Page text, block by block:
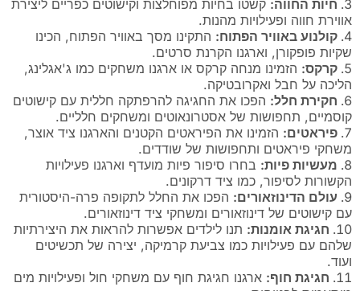
חיות החווה: קשטו בחיות מפוחלצות וקישוטים כפריים ליצירת
אווירת חווה ופעילויות מהנות.
קולנוע באוויר הפתוח: התקינו מסך באוויר הפתוח, הכינו
שקיות פופקורן, וארגנו הקרנת סרטים.
קרקס: הזמינו מנחה קרקס או ארגנו משחקים כמו ג'אגלינג,
הליכה על חבל ואקרובטיקה.
חקירת חלל: הפכו את החגיגה להרפתקה חללית עם קישוטים
קוסמיים, תחפושות של אסטרונאוטים ומשחקים חלליים.
פיראטים: הזמינו את הפיראטים הקטנים והארגנו ציד אוצר,
משחקי פיראטים ותחפושות של שודדים.
מעשיות פיות: בחרו סיפור פיות מועדף וארגנו פעילויות
הקשורות לסיפור, כמו ציד דרקונים.
עולם הדינוזאורים: הפכו את החלל לתקופה פרה-היסטורית
עם קישוטים של דינוזאורים ומשחקי ציד דינוזאורים.
חגיגת אומנות: תנו לילדים אפשרות להראות את היצירתיות
שלהם עם פעילויות כמו צביעת קרמיקה, יצירה של תכשיטים
ועוד.
חגיגת חוף: ארגנו חגיגת חוף עם משחקי חול ופעילויות מים